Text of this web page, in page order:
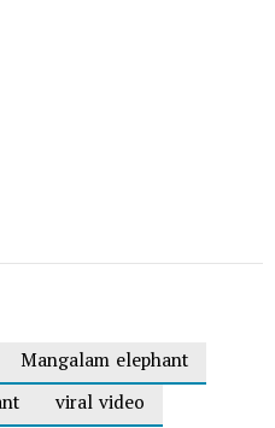
Mangalam elephant
viral video